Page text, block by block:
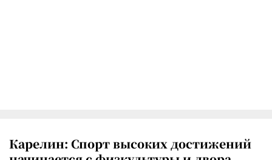
Карелин: Спорт высоких достижений